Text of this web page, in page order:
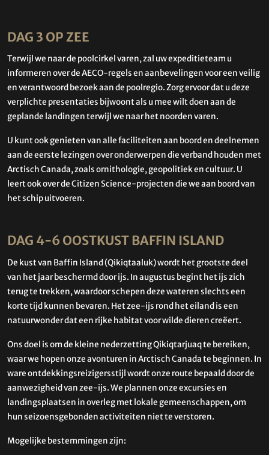
DAG 3 OP ZEE
Terwijl we naar de poolcirkel varen, zal uw expeditieteam u
informeren over de AECO-regels en aanbevelingen voor een veilig
en verantwoord bezoek aan de poolregio. Zorg ervoor dat u deze
verplichte presentaties bijwoont als u mee wilt doen aan de
geplande landingen terwijl we naar het noorden varen.
U kunt ook genieten van alle faciliteiten aan boord en deelnemen
aan de eerste lezingen over onderwerpen die verband houden met
Arctisch Canada, zoals ornithologie, geopolitiek en cultuur. U
leert ook over de Citizen Science-projecten die we aan boord van
het schip uitvoeren.
DAG 4-6 OOSTKUST BAFFIN ISLAND
De kust van Baffin Island (Qikiqtaaluk) wordt het grootste deel
van het jaar beschermd door ijs. In augustus begint het ijs zich
terug te trekken, waardoor schepen deze wateren slechts een
korte tijd kunnen bevaren. Het zee-ijs rond het eiland is een
natuurwonder dat een rijke habitat voor wilde dieren creëert.
Ons doel is om de kleine nederzetting Qikiqtarjuaq te bereiken,
waar we hopen onze avonturen in Arctisch Canada te beginnen. In
ware ontdekkingsreizigersstijl wordt onze route bepaald door de
aanwezigheid van zee-ijs. We plannen onze excursies en
landingsplaatsen in overleg met lokale gemeenschappen, om
hun seizoensgebonden activiteiten niet te verstoren.
Mogelijke bestemmingen zijn: